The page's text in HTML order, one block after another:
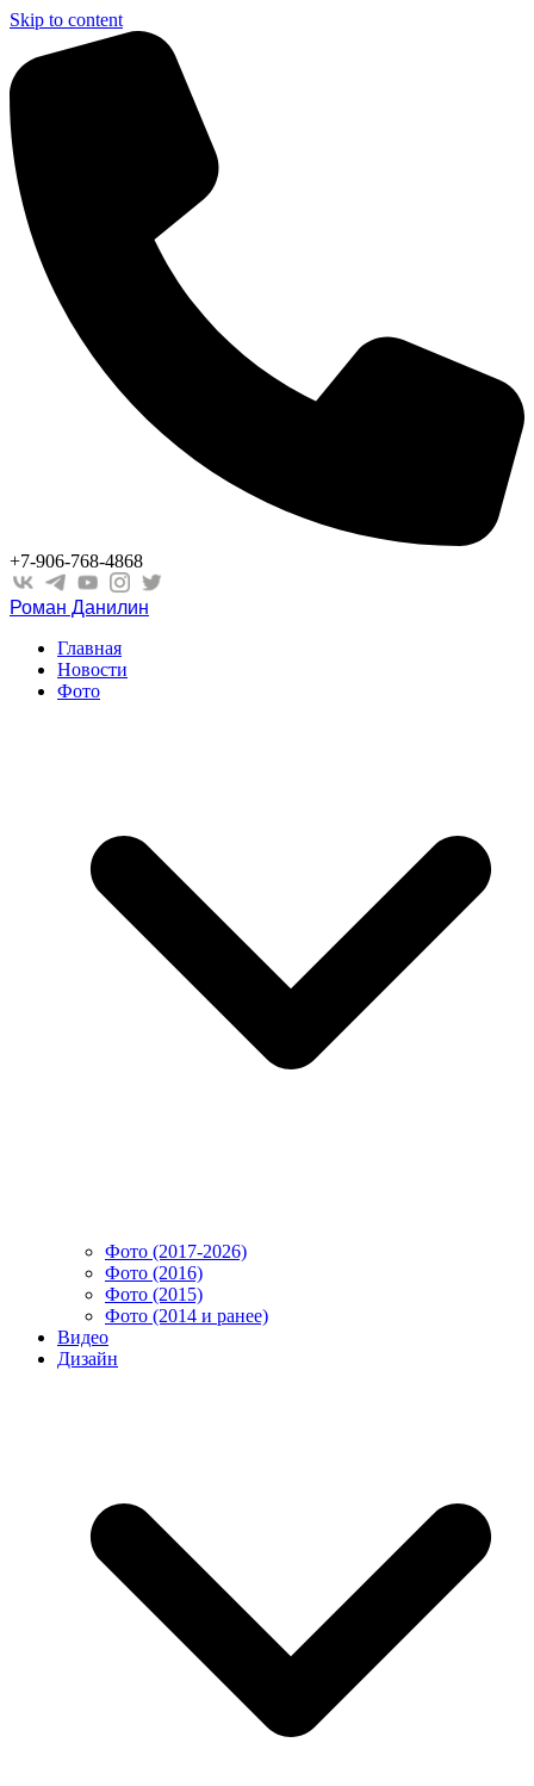
Skip to content
+7-906-768-4868
Роман Данилин
Главная
Новости
Фото
Фото (2017-2026)
Фото (2016)
Фото (2015)
Фото (2014 и ранее)
Видео
Дизайн